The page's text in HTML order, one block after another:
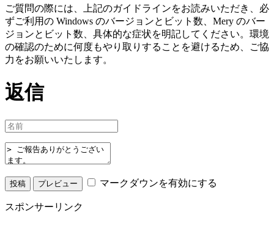
ご質問の際には、上記のガイドラインをお読みいただき、必
ずご利用の Windows のバージョンとビット数、Mery のバー
ジョンとビット数、具体的な症状を明記してください。環境
の確認のために何度もやり取りすることを避けるため、ご協
力をお願いいたします。
返信
マークダウンを有効にする
スポンサーリンク